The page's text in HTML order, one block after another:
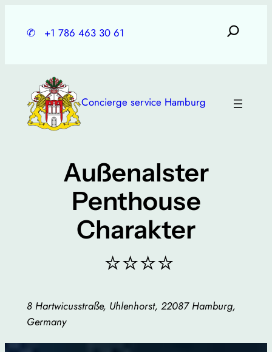
✆ +1 786 463 30 61
Concierge service Hamburg
Außenalster
Penthouse
Charakter
⭐⭐⭐⭐
8 Hartwicusstraße, Uhlenhorst, 22087 Hamburg,
Germany